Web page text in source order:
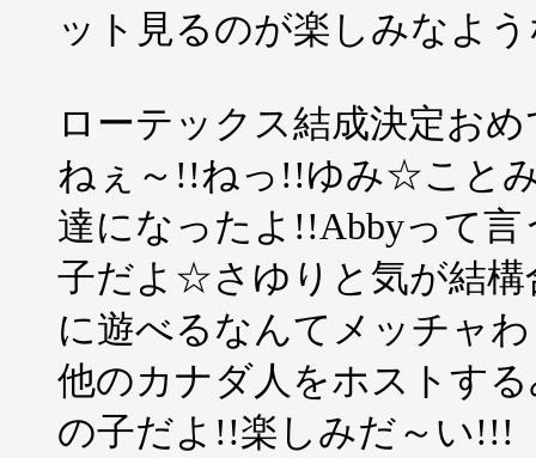
ット見るのが楽しみなよ
ローテックス結成決定お
ねぇ～!!ねっ!!ゆみ☆こと
達になったよ!!Abbyって
子だよ☆さゆりと気が結構
に遊べるなんてメッチャ
他のカナダ人をホストす
の子だよ!!楽しみだ～い!!!